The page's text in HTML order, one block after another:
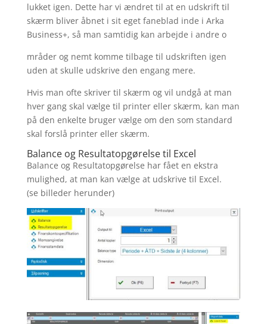
lukket igen. Dette har vi ændret til at en udskrift til
skærm bliver åbnet i sit eget faneblad inde i Arka
Business+, så man samtidig kan arbejde i andre o
mråder og nemt komme tilbage til udskriften igen
uden at skulle udskrive den engang mere.
Hvis man ofte skriver til skærm og vil undgå at man
hver gang skal vælge til printer eller skærm, kan man
på den enkelte bruger vælge om den som standard
skal forslå printer eller skærm.
Balance og Resultatopgørelse til Excel
Balance og Resultatopgørelse har fået en ekstra
mulighed, at man kan vælge at udskrive til Excel.
(se billeder herunder)